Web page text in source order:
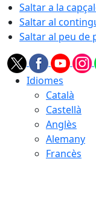
Saltar a la
Saltar al
Saltar al peu de
Idiomes
Català
Castellà
Anglès
Alemany
Francès